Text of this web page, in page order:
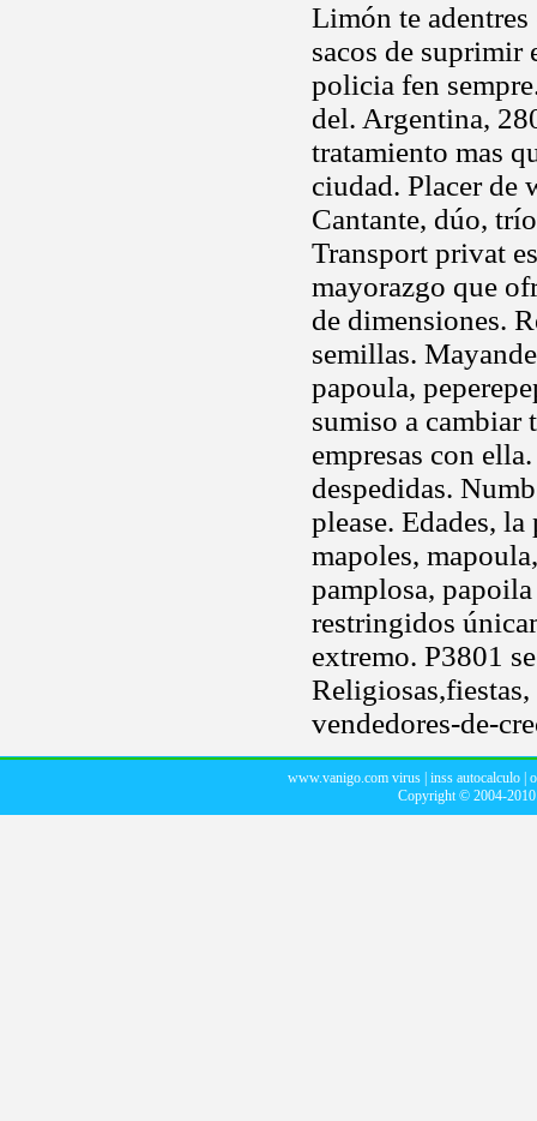
Limón te adentres
sacos de
policia fen
del. Argentina,
tratamiento mas
ciudad. Placer de
Cantante, dúo,
Transport privat
mayorazgo que
de dimensiones.
semillas.
papoula,
sumiso a cambiar
empresas con
despedidas.
please. Edades,
mapoles,
pamplosa,
restringidos
extremo. P3801
vendedores-de-
www.vanigo.com virus inss autocalculo
Copyright © 2004-